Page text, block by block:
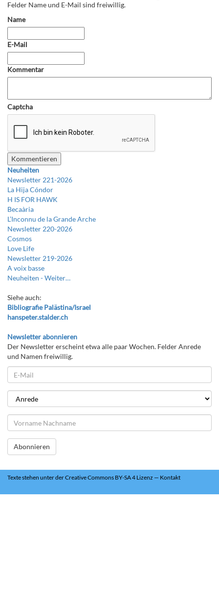
Felder Name und E-Mail sind freiwillig.
Name
E-Mail
Kommentar
Captcha
Neuheiten
Newsletter 221-2026
La Hija Cóndor
H IS FOR HAWK
Becaària
L’Inconnu de la Grande Arche
Newsletter 220-2026
Cosmos
Love Life
Newsletter 219-2026
A voix basse
Neuheiten -Weiter…
Siehe auch:
Bibliografie Palästina/Israel
hanspeter.stalder.ch
Newsletter abonnieren
Der Newsletter erscheint etwa alle paar Wochen. Felder Anrede
und Namen freiwillig.
Abonnieren
Textestehen unter derCreative Commons BY-SA 4 Lizenz — Kontakt